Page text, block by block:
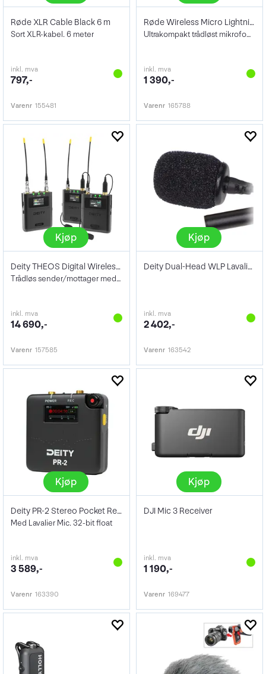
Røde XLR Cable Black 6 m
Sort XLR-kabel. 6 meter
inkl. mva
797,-
Varenr 155481
Røde Wireless Micro Lightning White
Ultrakompakt trådløst mikrofonsystem
inkl. mva
1 390,-
Varenr 165788
Kjøp
Deity THEOS Digital Wireless 2ch Kit
Trådløs sender/mottager med opptak
inkl. mva
14 690,-
Varenr 157585
Kjøp
Deity Dual-Head WLP Lavalier Mic
inkl. mva
2 402,-
Varenr 163542
Kjøp
Deity PR-2 Stereo Pocket Recorder
Med Lavalier Mic. 32-bit float
inkl. mva
3 589,-
Varenr 163390
Kjøp
DJI Mic 3 Receiver
inkl. mva
1 190,-
Varenr 169477